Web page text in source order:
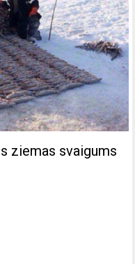
ziemas svaigums